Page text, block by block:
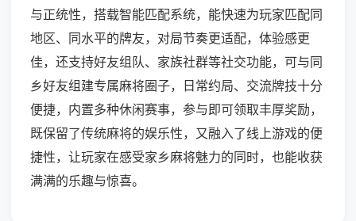
与正统性，搭载智能匹配系统，能快速为玩家匹配同
地区、同水平的牌友，对局节奏更适配，体验感更
佳，还支持好友组队、家族社群等社交功能，可与同
乡好友组建专属麻将圈子，日常约局、交流牌技十分
便捷，内置多种休闲赛事，参与即可领取丰厚奖励，
既保留了传统麻将的娱乐性，又融入了线上游戏的便
捷性，让玩家在感受家乡麻将魅力的同时，也能收获
满满的乐趣与惊喜。